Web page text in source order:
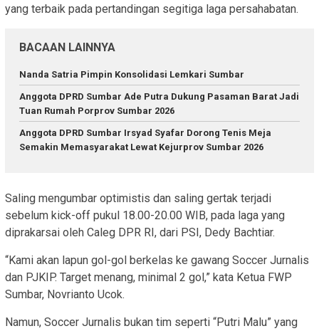
yang terbaik pada pertandingan segitiga laga persahabatan.
BACAAN LAINNYA
Nanda Satria Pimpin Konsolidasi Lemkari Sumbar
Anggota DPRD Sumbar Ade Putra Dukung Pasaman Barat Jadi
Tuan Rumah Porprov Sumbar 2026
Anggota DPRD Sumbar Irsyad Syafar Dorong Tenis Meja
Semakin Memasyarakat Lewat Kejurprov Sumbar 2026
Saling mengumbar optimistis dan saling gertak terjadi
sebelum kick-off pukul 18.00-20.00 WIB, pada laga yang
diprakarsai oleh Caleg DPR RI, dari PSI, Dedy Bachtiar.
“Kami akan lapun gol-gol berkelas ke gawang Soccer Jurnalis
dan PJKIP. Target menang, minimal 2 gol,” kata Ketua FWP
Sumbar, Novrianto Ucok.
Namun, Soccer Jurnalis bukan tim seperti “Putri Malu” yang